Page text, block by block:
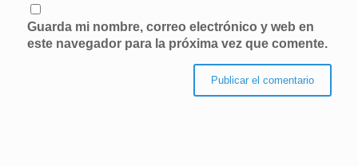
Guarda mi nombre, correo electrónico y web en
este navegador para la próxima vez que comente.